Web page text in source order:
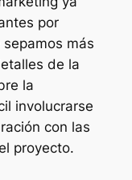
por
más
de la
la
involucrarse
con las
proyecto.